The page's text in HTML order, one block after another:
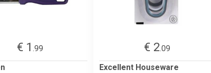
€ 1 .99
€ 2.09
Excellent Houseware